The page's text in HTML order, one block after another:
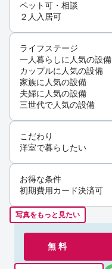
ペット可・相談
２人入居可
ライフステージ
一人暮らしに人気の設備
カップルに人気の設備
家族に人気の設備
夫婦に人気の設備
三世代で人気の設備
こだわり
洋室で暮らしたい
お得な条件
初期費用カード決済可
写真をもっと見たい
無 料